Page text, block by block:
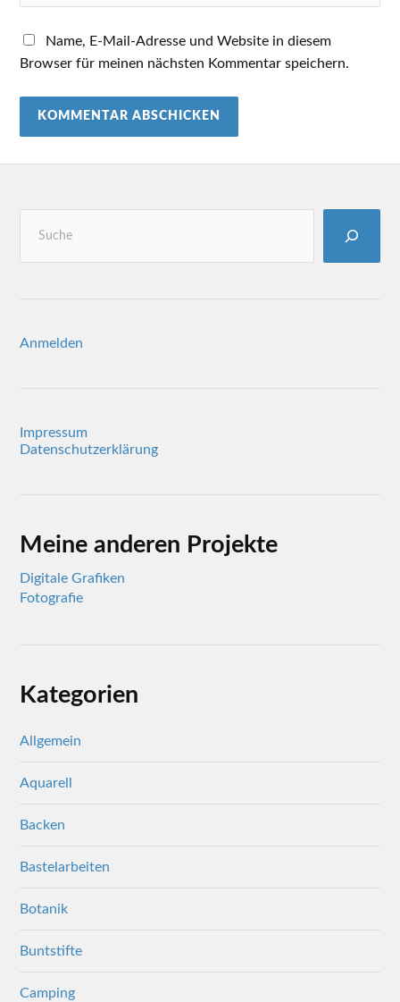
Name, E-Mail-Adresse und Website in diesem
Browser für meinen nächsten Kommentar speichern.
Anmelden
Impressum
Datenschutzerklärung
Meine anderen Projekte
Digitale Grafiken
Fotografie
Kategorien
Allgemein
Aquarell
Backen
Bastelarbeiten
Botanik
Buntstifte
Camping